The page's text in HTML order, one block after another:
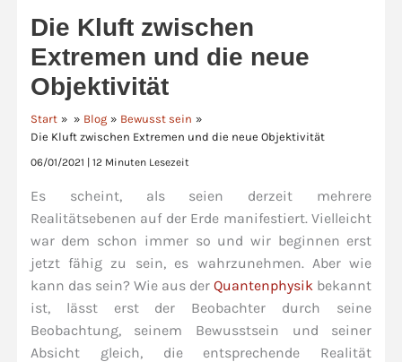
Die Kluft zwischen
Extremen und die neue
Objektivität
Start Blog
Bewusst sein
Die Kluft zwischen Extremen und die neue Objektivität
06/01/2021 12 Minuten Lesezeit
Es scheint, als seien derzeit mehrere
Realitätsebenen auf der Erde manifestiert. Vielleicht
war dem schon immer so und wir beginnen erst
jetzt fähig zu sein, es wahrzunehmen. Aber wie
kann das sein? Wie aus derQuantenphysik bekannt
ist, lässt erst der Beobachter durch seine
Beobachtung, seinem Bewusstsein und seiner
Absicht gleich, die entsprechende Realität